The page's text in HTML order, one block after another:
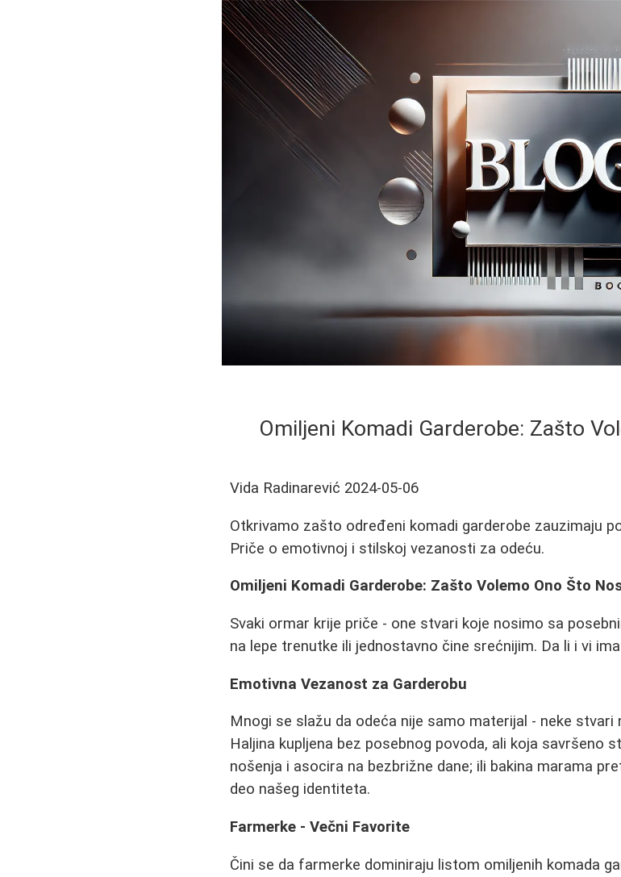
Omiljeni Komadi Garderobe: Zašto
Vida Radinarević 2024-05-06
Otkrivamo zašto određeni komadi garderobe zauzimaju
Priče o emotivnoj i stilskoj vezanosti za odeću.
Omiljeni Komadi Garderobe: Zašto Volemo Ono Što
Svaki ormar krije priče - one stvari koje nosimo sa
na lepe trenutke ili jednostavno čine srećnijim. Da li i vi
Emotivna Vezanost za Garderobu
Mnogi se slažu da odeća nije samo materijal - neke
Haljina kupljena bez posebnog povoda, ali koja savršeno
nošenja i asocira na bezbrižne dane; ili bakina marama
deo našeg identiteta.
Farmerke - Večni Favorite
Čini se da farmerke dominiraju listom omiljenih komada